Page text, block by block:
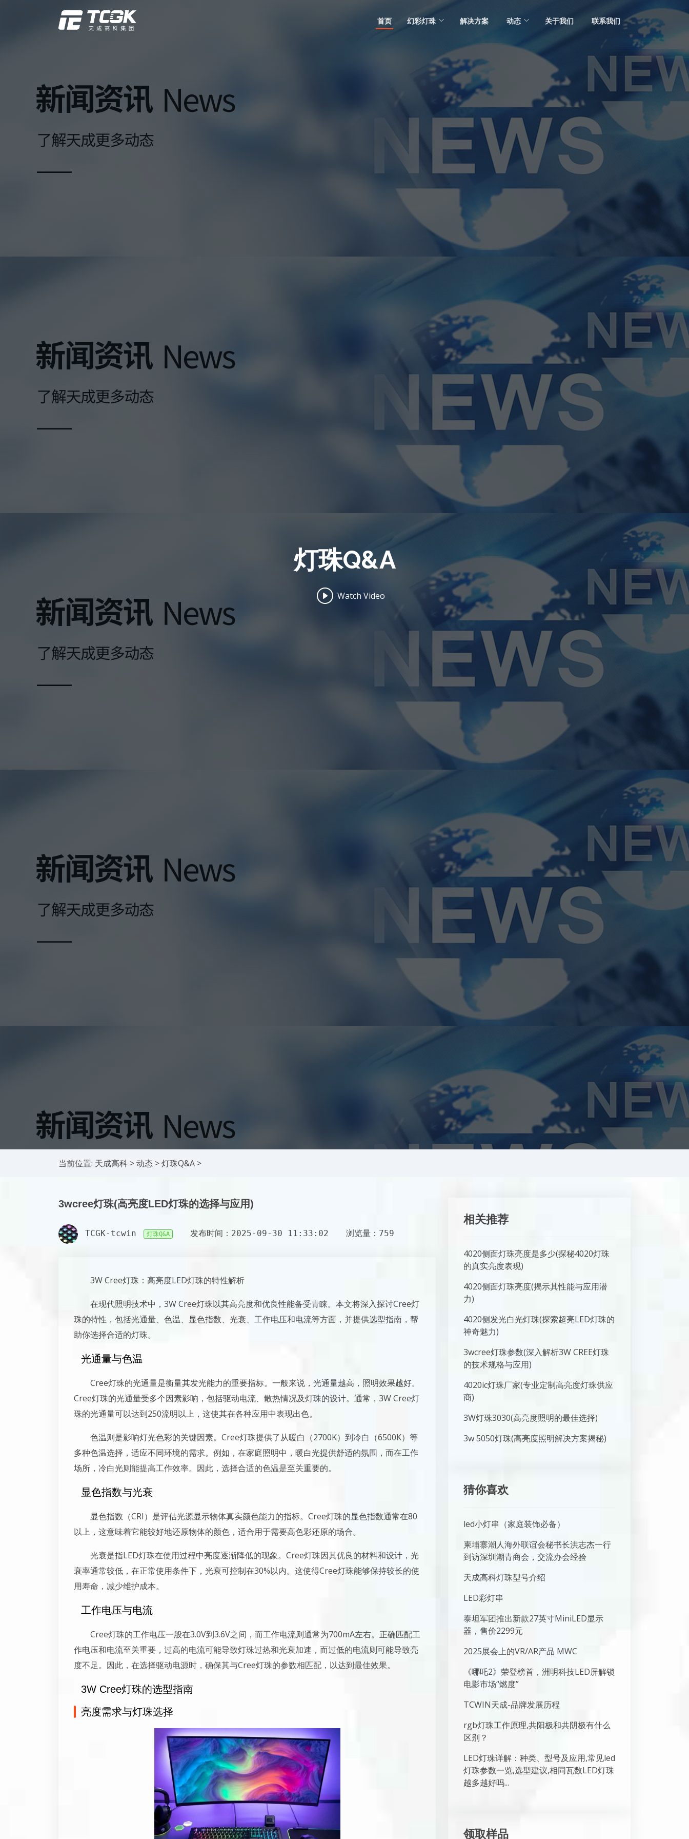
首页 幻彩灯珠 解决方案 动态 关于我们 联系我们
灯珠Q&A
Watch Video
当前位置: 天成高科 >动态 >灯珠Q&A >
3wcree灯珠(高亮度LED灯珠的选择与应用)
TCGK-tcwin 灯珠Q&A 发布时间：2025-09-30 11:33:02 浏览量：759
3W Cree灯珠：高亮度LED灯珠的特性解析
在现代照明技术中，3W Cree灯珠以其高亮度和优良性能备受青睐。本文将深入探讨Cree灯
珠的特性，包括光通量、色温、显色指数、光衰、工作电压和电流等方面，并提供选型指南，帮
助你选择合适的灯珠。
光通量与色温
Cree灯珠的光通量是衡量其发光能力的重要指标。一般来说，光通量越高，照明效果越好。
Cree灯珠的光通量受多个因素影响，包括驱动电流、散热情况及灯珠的设计。通常，3W Cree灯
珠的光通量可以达到250流明以上，这使其在各种应用中表现出色。
色温则是影响灯光色彩的关键因素。Cree灯珠提供了从暖白（2700K）到冷白（6500K）等
多种色温选择，适应不同环境的需求。例如，在家庭照明中，暖白光提供舒适的氛围，而在工作
场所，冷白光则能提高工作效率。因此，选择合适的色温是至关重要的。
显色指数与光衰
显色指数（CRI）是评估光源显示物体真实颜色能力的指标。Cree灯珠的显色指数通常在80
以上，这意味着它能较好地还原物体的颜色，适合用于需要高色彩还原的场合。
光衰是指LED灯珠在使用过程中亮度逐渐降低的现象。Cree灯珠因其优良的材料和设计，光
衰率通常较低，在正常使用条件下，光衰可控制在30%以内。这使得Cree灯珠能够保持较长的使
用寿命，减少维护成本。
工作电压与电流
Cree灯珠的工作电压一般在3.0V到3.6V之间，而工作电流则通常为700mA左右。正确匹配工
作电压和电流至关重要，过高的电流可能导致灯珠过热和光衰加速，而过低的电流则可能导致亮
度不足。因此，在选择驱动电源时，确保其与Cree灯珠的参数相匹配，以达到最佳效果。
3W Cree灯珠的选型指南
亮度需求与灯珠选择
相关推荐
4020侧面灯珠亮度是多少(探秘4020灯珠
的真实亮度表现)
4020侧面灯珠亮度(揭示其性能与应用潜
力)
4020侧发光白光灯珠(探索超亮LED灯珠的
神奇魅力)
3wcree灯珠参数(深入解析3W CREE灯珠
的技术规格与应用)
4020ic灯珠厂家(专业定制高亮度灯珠供应
商)
3W灯珠3030(高亮度照明的最佳选择)
3w 5050灯珠(高亮度照明解决方案揭秘)
猜你喜欢
led小灯串（家庭装饰必备）
柬埔寨潮人海外联谊会秘书长洪志杰一行
到访深圳潮青商会，交流办会经验
天成高科灯珠型号介绍
LED彩灯串
泰坦军团推出新款27英寸MiniLED显示
器，售价2299元
2025展会上的VR/AR产品 MWC
《哪吒2》荣登榜首，洲明科技LED屏解锁
电影市场“燃度”
TCWIN天成-品牌发展历程
rgb灯珠工作原理,共阳极和共阴极有什么
区别？
LED灯珠详解：种类、型号及应用,常见led
灯珠参数一览,选型建议,相同瓦数LED灯珠
越多越好吗...
领取样品